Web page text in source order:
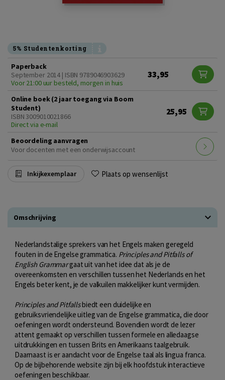
5% Studentenkorting
Paperback
September 2014 | ISBN 9789046903629
Voor 21:00 uur besteld, morgen in huis
33,95
Online boek (2 jaar toegang via Boom
Student)
ISBN 3009010021866
Direct via e-mail
25,95
Beoordeling aanvragen
Voor docenten met een onderwijsaccount
Inkijkexemplaar Plaats op wensenlijst
Omschrijving
Nederlandstalige sprekers van het Engels maken geregeld
fouten in de Engelse grammatica. Principles and Pitfalls of
English Grammargaat uit van het idee dat als je de
overeenkomsten en verschillen tussen het Nederlands en het
Engels beter kent, je de valkuilen makkelijker kunt vermijden.
Principles and Pitfallsbiedt een duidelijke en
gebruiksvriendelijke uitleg van de Engelse grammatica, die door
oefeningen wordt ondersteund. Bovendien wordt de lezer
attent gemaakt op verschillen tussen formele en alledaagse
uitdrukkingen en tussen Brits en Amerikaans taalgebruik.
Daarnaast is er aandacht voor de Engelse taal als lingua franca.
Op de bijbehorende website zijn bij elk hoofdstuk interactieve
oefeningen beschikbaar.